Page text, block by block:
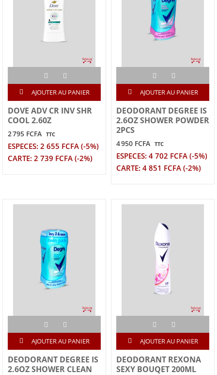
AJOUTER AU PANIER
DOVE ADV CR INV SHR
COOL 2.60Z
2 795 FCFA TTC
ESPECES: 2 655 FCFA (-5%)
CARTE: 2 739 FCFA (-2%)
AJOUTER AU PANIER
DEODORANT DEGREE IS
2.6OZ SHOWER POWDER
2PCS
4 950 FCFA TTC
ESPECES: 4 702 FCFA (-5%)
CARTE: 4 851 FCFA (-2%)
AJOUTER AU PANIER
DEODORANT DEGREE IS
2.6OZ SHOWER CLEAN
AJOUTER AU PANIER
DEODORANT REXONA
SEXY BOUQET 200ML